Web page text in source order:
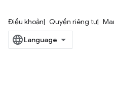
Điều khoản Quyền riêng tư